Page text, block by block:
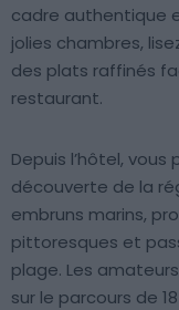
cadre authentique
jolies chambres,
des plats raffinés
restaurant.
Depuis l’hôtel,
découverte de la
embruns marins,
pittoresques et
plage. Les
sur le parcours de